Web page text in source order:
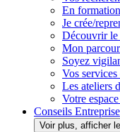
En formation
Je crée/
Découvrir le
Mon
Soyez
Vos
Les ateliers
Votre
Conseils Entreprise
Voir plus, afficher